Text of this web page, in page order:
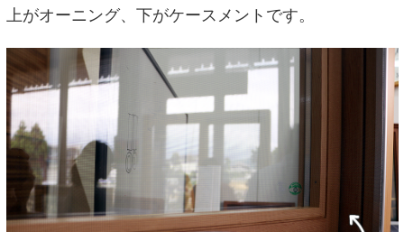
上がオーニング、下がケースメントです。